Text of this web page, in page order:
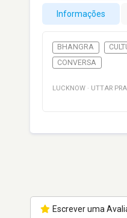
Informações
BHANGRA
CONVERSA
LUCKNOW · UTTAR
Escrever uma